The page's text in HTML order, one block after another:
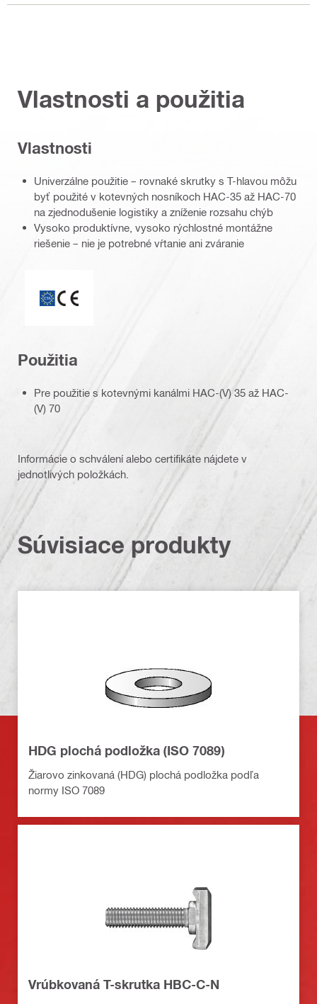
Vlastnosti a použitia
Vlastnosti
Univerzálne použitie – rovnaké skrutky s T-hlavou môžu
byť použité v kotevných nosníkoch HAC-35 až HAC-70
na zjednodušenie logistiky a zníženie rozsahu chýb
Vysoko produktívne, vysoko rýchlostné montážne
riešenie – nie je potrebné vŕtanie ani zváranie
Použitia
Pre použitie s kotevnými kanálmi HAC-(V) 35 až HAC-
(V) 70
Informácie o schválení alebo certifikáte nájdete v
jednotlivých položkách.
Súvisiace produkty
HDG plochá podložka (ISO 7089)
Žiarovo zinkovaná (HDG) plochá podložka podľa
normy ISO 7089
Vrúbkovaná T-skrutka HBC-C-N